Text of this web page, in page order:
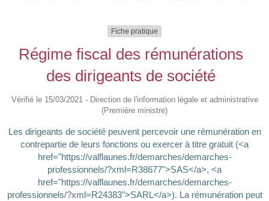
Fiche pratique
Régime fiscal des rémunérations
des dirigeants de société
Vérifié le 15/03/2021 - Direction de l'information légale et administrative
(Première ministre)
Les dirigeants de société peuvent percevoir une rémunération en
contrepartie de leurs fonctions ou exercer à titre gratuit (<a
href="https://valflaunes.fr/demarches/demarches-
professionnels/?xml=R38677">SAS</a>, <a
href="https://valflaunes.fr/demarches/demarches-
professionnels/?xml=R24383">SARL</a>). La rémunération peut